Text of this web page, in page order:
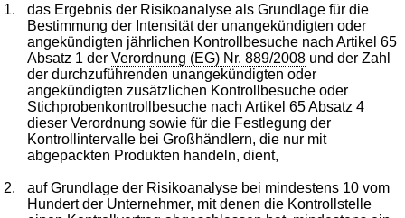
1.
das Ergebnis der Risikoanalyse als Grundlage für die
Bestimmung der Intensität der unangekündigten oder
angekündigten jährlichen Kontrollbesuche nach Artikel 65
Absatz 1 derVerordnung (EG) Nr. 889/2008 und der Zahl
der durchzuführenden unangekündigten oder
angekündigten zusätzlichen Kontrollbesuche oder
Stichprobenkontrollbesuche nach Artikel 65 Absatz 4
dieser Verordnung sowie für die Festlegung der
Kontrollintervalle bei Großhändlern, die nur mit
abgepackten Produkten handeln, dient,
2.
auf Grundlage der Risikoanalyse bei mindestens 10 vom
Hundert der Unternehmer, mit denen die Kontrollstelle